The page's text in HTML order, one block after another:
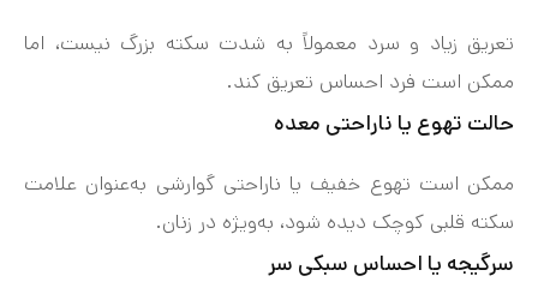
تعریق زیاد و سرد معمولاً به شدت سکته بزرگ نیست، اما
ممکن است فرد احساس تعریق کند.
حالت تهوع یا ناراحتی معده
ممکن است تهوع خفیف یا ناراحتی گوارشی به‌عنوان علامت
سکته قلبی کوچک دیده شود، به‌ویژه در زنان.
سرگیجه یا احساس سبکی سر